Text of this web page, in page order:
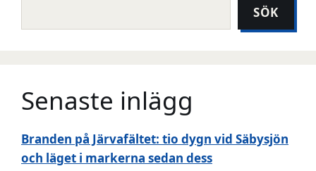
SÖK
Senaste inlägg
Branden på Järvafältet: tio dygn vid Säbysjön
och läget i markerna sedan dess